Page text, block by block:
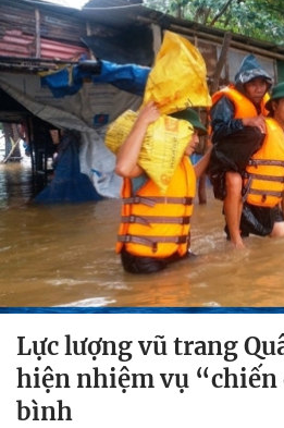
Lực lượng vũ trang
hiện nhiệm vụ “chiến
bình